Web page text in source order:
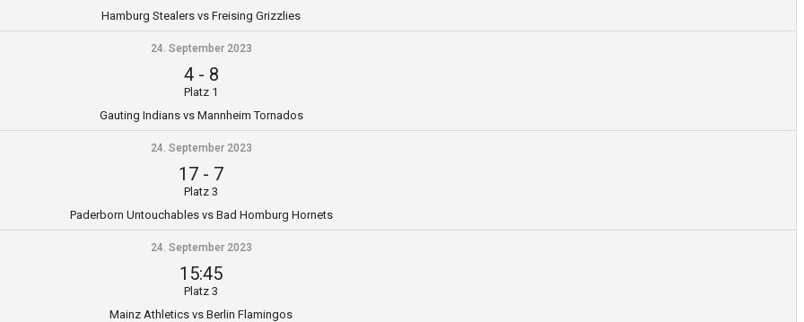
Hamburg Stealers vs Freising Grizzlies
24. September 2023
4- 8
Platz 1
Gauting Indians vs Mannheim Tornados
24. September 2023
17 - 7
Platz 3
Paderborn Untouchables vs Bad Homburg Hornets
24. September 2023
15:45
Platz 3
Mainz Athletics vs Berlin Flamingos